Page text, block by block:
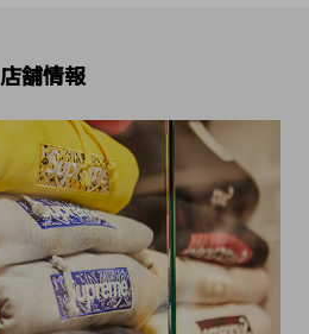
店舗情報